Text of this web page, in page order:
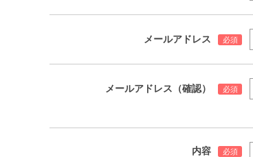
メールアドレス
メールアドレス（確認）
内容